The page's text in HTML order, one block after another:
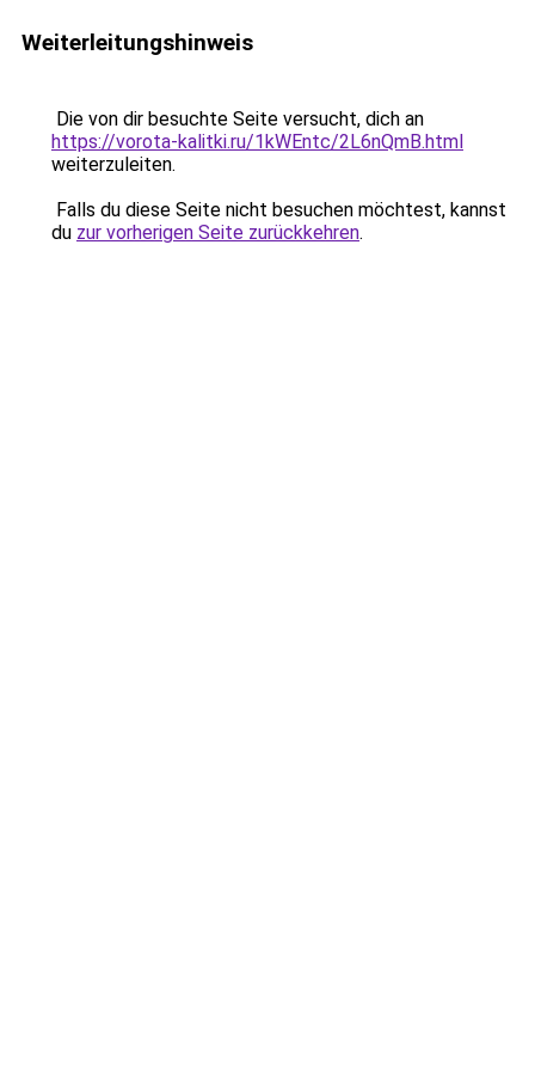
Weiterleitungshinweis
Die von dir besuchte Seite versucht, dich an
https://vorota-kalitki.ru/1kWEntc/2L6nQmB.html
weiterzuleiten.
Falls du diese Seite nicht besuchen möchtest, kannst
du zur vorherigen Seite zurückkehren.